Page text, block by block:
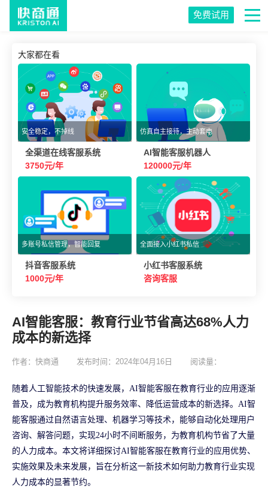
免费试用
大家都在看
安全稳定，不掉线
全渠道在线客服系统
3750元/年
仿真自主接待，主动套电
AI智能客服机器人
120000元/年
多账号私信管理，智能回复
抖音客服系统
1000元/年
全面接入小红书私信
小红书客服系统
咨询客服
AI智能客服：教育行业节省高达68%人力
成本的新选择
作者：快商通 发布时间：2024年04月16日 阅读量：
随着人工智能技术的快速发展，AI智能客服在教育行业的应用逐渐
普及，成为教育机构提升服务效率、降低运营成本的新选择。AI智
能客服通过自然语言处理、机器学习等技术，能够自动化处理用户
咨询、解答问题，实现24小时不间断服务，为教育机构节省了大量
的人力成本。本文将详细探讨AI智能客服在教育行业的应用优势、
实施效果及未来发展，旨在分析这一新技术如何助力教育行业实现
人力成本的显著节约。